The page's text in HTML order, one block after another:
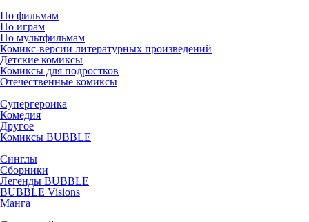
По фильмам
По играм
По мультфильмам
Комикс-версии литературных произведений
Детские комиксы
Комиксы для подростков
Отечественные комиксы
Супергероика
Комедия
Другое
Комиксы BUBBLE
Синглы
Сборники
Легенды BUBBLE
BUBBLE Visions
Манга